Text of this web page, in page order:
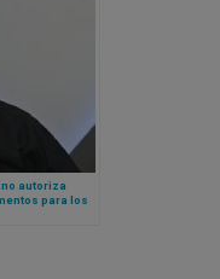
autoriza
para los